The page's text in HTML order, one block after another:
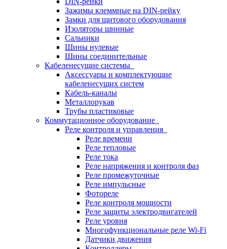
Зажимы клеммные на DIN-рейку
Замки для щитового оборудования
Изоляторы шинные
Сальники
Шины нулевые
Шины соединительные
Кабеленесущие системы
Аксессуары и комплектующие
кабеленесущих систем
Кабель-каналы
Металлорукав
Трубы пластиковые
Коммутационное оборудование
Реле контроля и управления
Реле времени
Реле тепловые
Реле тока
Реле напряжения и контроля фаз
Реле промежуточные
Реле импульсные
Фотореле
Реле контроля мощности
Реле защиты электродвигателей
Реле уровня
Многофункциональные реле Wi-Fi
Датчики движения